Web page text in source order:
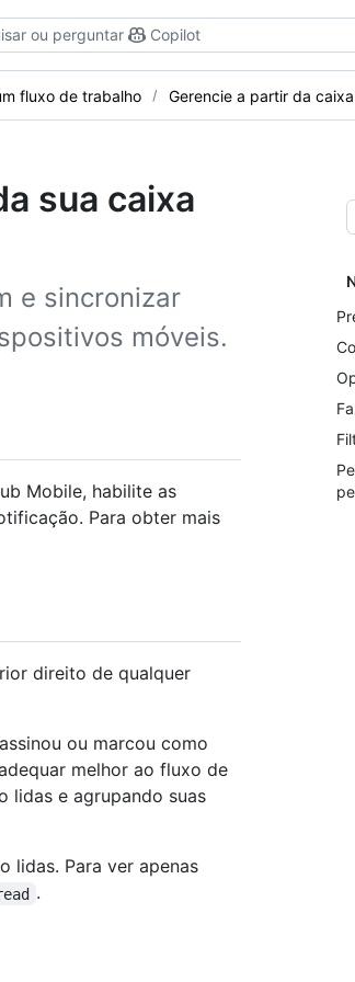
ou perguntar Copilot
fluxo de trabalho Gerencie a partir da
sua caixa
e sincronizar
móveis.
Mobile, habilite as
Para obter mais
direito de qualquer
ou marcou como
melhor ao fluxo de
lidas e agrupando suas
lidas. Para ver apenas
.